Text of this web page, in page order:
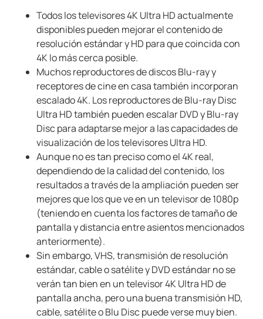
Todos los televisores 4K Ultra HD actualmente
disponibles pueden mejorar el contenido de
resolución estándar y HD para que coincida con
4K lo más cerca posible.
Muchos reproductores de discos Blu-ray y
receptores de cine en casa también incorporan
escalado 4K. Los reproductores de Blu-ray Disc
Ultra HD también pueden escalar DVD y Blu-ray
Disc para adaptarse mejor a las capacidades de
visualización de los televisores Ultra HD.
Aunque no es tan preciso como el 4K real,
dependiendo de la calidad del contenido, los
resultados a través de la ampliación pueden ser
mejores que los que ve en un televisor de 1080p
(teniendo en cuenta los factores de tamaño de
pantalla y distancia entre asientos mencionados
anteriormente).
Sin embargo, VHS, transmisión de resolución
estándar, cable o satélite y DVD estándar no se
verán tan bien en un televisor 4K Ultra HD de
pantalla ancha, pero una buena transmisión HD,
cable, satélite o Blu Disc puede verse muy bien.